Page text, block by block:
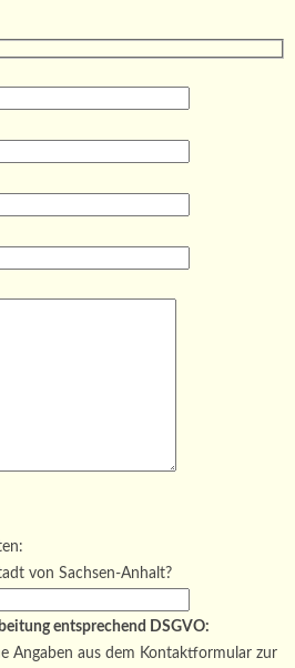
von Sachsen-Anhalt?
entsprechend DSGVO:
Angaben aus dem Kontaktformular zur